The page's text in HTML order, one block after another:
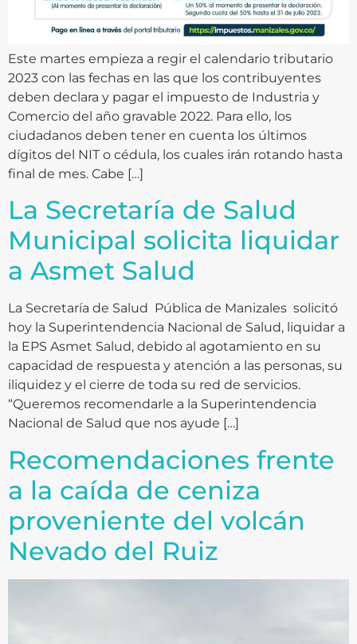
Este martes empieza a regir el calendario tributario
2023 con las fechas en las que los contribuyentes
deben declara y pagar el impuesto de Industria y
Comercio del año gravable 2022. Para ello, los
ciudadanos deben tener en cuenta los últimos
dígitos del NIT o cédula, los cuales irán rotando hasta
final de mes. Cabe […]
La Secretaría de Salud
Municipal solicita liquidar
a Asmet Salud
La Secretaría de Salud Pública de Manizales solicitó
hoy la Superintendencia Nacional de Salud, liquidar a
la EPS Asmet Salud, debido al agotamiento en su
capacidad de respuesta y atención a las personas, su
iliquidez y el cierre de toda su red de servicios.
“Queremos recomendarle a la Superintendencia
Nacional de Salud que nos ayude […]
Recomendaciones frente
a la caída de ceniza
proveniente del volcán
Nevado del Ruiz